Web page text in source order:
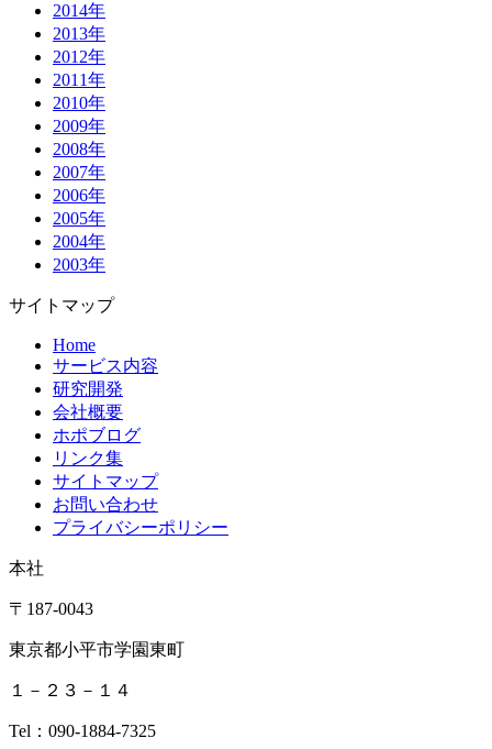
2014年
2013年
2012年
2011年
2010年
2009年
2008年
2007年
2006年
2005年
2004年
2003年
サイトマップ
Home
サービス内容
研究開発
会社概要
ホポブログ
リンク集
サイトマップ
お問い合わせ
プライバシーポリシー
本社
〒187-0043
東京都小平市学園東町
１－２３－１４
Tel：090-1884-7325